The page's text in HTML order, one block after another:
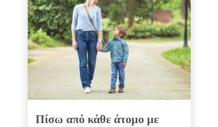
Πίσω από κάθε άτομο με